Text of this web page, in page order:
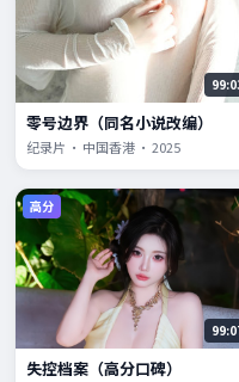
零号边界（同名小说改编）
纪录片 · 中国香港 · 2025
高分
失控档案（高分口碑）